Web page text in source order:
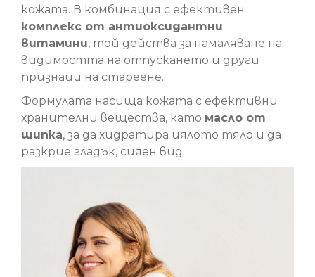
кожата. В комбинация с ефективен
комплекс от антиоксидантни
витамини, той действа за намаляване на
видимостта на отпускането и други
признаци на стареене.
Формулата насища кожата с ефективни
хранителни вещества, като масло от
шипка, за да хидратира цялото тяло и да
разкрие гладък, сияен вид.